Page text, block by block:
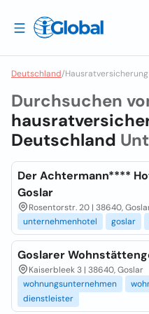
Deutschland/
Durchsuchen
Deutschland
Der Achtermann****
Goslar
Rosentorstr. 20 | 38640,
unternehmenhotel
goslar
Goslarer
Kaiserbleek 3 | 38640, Goslar
wohnungsunternehmen
dienstleister